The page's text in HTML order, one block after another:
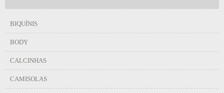
BIQUÍNIS
BODY
CALCINHAS
CAMISOLAS